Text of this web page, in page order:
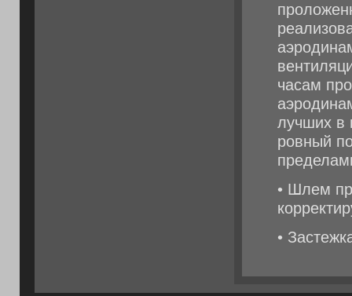
часам
лучших в
ровный
• Шлем
•